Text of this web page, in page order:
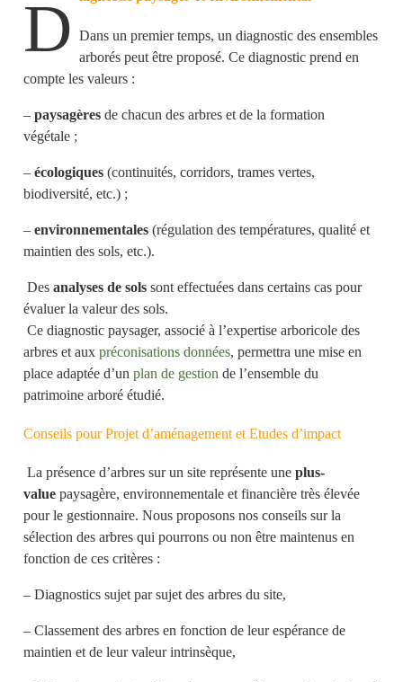
D Dans un premier temps, un diagnostic des ensembles
arborés peut être proposé. Ce diagnostic prend en
compte les valeurs :
– paysagères de chacun des arbres et de la formation
végétale ;
– écologiques (continuités, corridors, trames vertes,
biodiversité, etc.) ;
– environnementales (régulation des températures, qualité et
maintien des sols, etc.).
Des analyses de sols sont effectuées dans certains cas pour
évaluer la valeur des sols.
Ce diagnostic paysager, associé à l’expertise arboricole des
arbres et aux préconisations données, permettra une mise en
place adaptée d’un plan de gestion de l’ensemble du
patrimoine arboré étudié.
Conseils pour Projet d’aménagement et Etudes d’impact
La présence d’arbres sur un site représente une plus-
value paysagère, environnementale et financière très élevée
pour le gestionnaire. Nous proposons nos conseils sur la
sélection des arbres qui pourrons ou non être maintenus en
fonction de ces critères :
– Diagnostics sujet par sujet des arbres du site,
– Classement des arbres en fonction de leur espérance de
maintien et de leur valeur intrinsèque,